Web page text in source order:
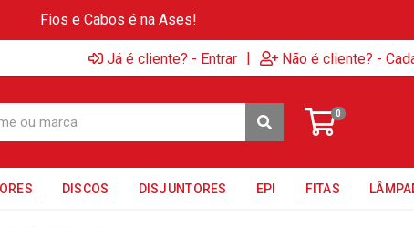
Fios e Cabos é na Ases!
Já é cliente? - Entrar | Não é cliente? -
0
DISCOS DISJUNTORES EPI FITAS